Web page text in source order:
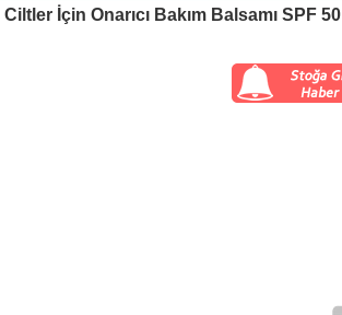
İçin Onarıcı Bakım Balsamı SPF 50